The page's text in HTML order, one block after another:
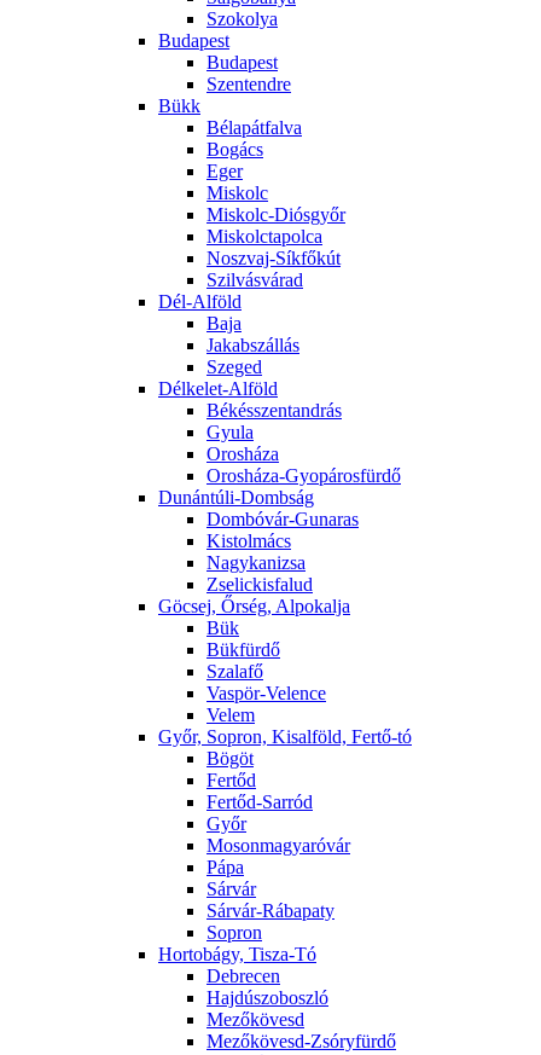
Szokolya
Budapest
Budapest
Szentendre
Bükk
Bélapátfalva
Bogács
Eger
Miskolc
Miskolc-Diósgyőr
Miskolctapolca
Noszvaj-Síkfőkút
Szilvásvárad
Dél-Alföld
Baja
Jakabszállás
Szeged
Délkelet-Alföld
Békésszentandrás
Gyula
Orosháza
Orosháza-Gyopárosfürdő
Dunántúli-Dombság
Dombóvár-Gunaras
Kistolmács
Nagykanizsa
Zselickisfalud
Göcsej, Őrség, Alpokalja
Bük
Bükfürdő
Szalafő
Vaspör-Velence
Velem
Győr, Sopron, Kisalföld, Fertő-tó
Bögöt
Fertőd
Fertőd-Sarród
Győr
Mosonmagyaróvár
Pápa
Sárvár
Sárvár-Rábapaty
Sopron
Hortobágy, Tisza-Tó
Debrecen
Hajdúszoboszló
Mezőkövesd
Mezőkövesd-Zsóryfürdő